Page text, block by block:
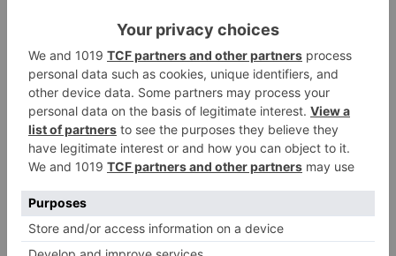
por el robo de cableado y por
atentado contra los agentes
Calor y posibles tormentas en
Burgos durante el eclipse del 12
de agosto
Santiago Lencina, nuevo
temporada 2026/27